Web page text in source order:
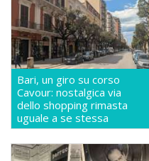
Bari, un giro su corso
Cavour: nostalgica via
dello shopping rimasta
uguale a se stessa